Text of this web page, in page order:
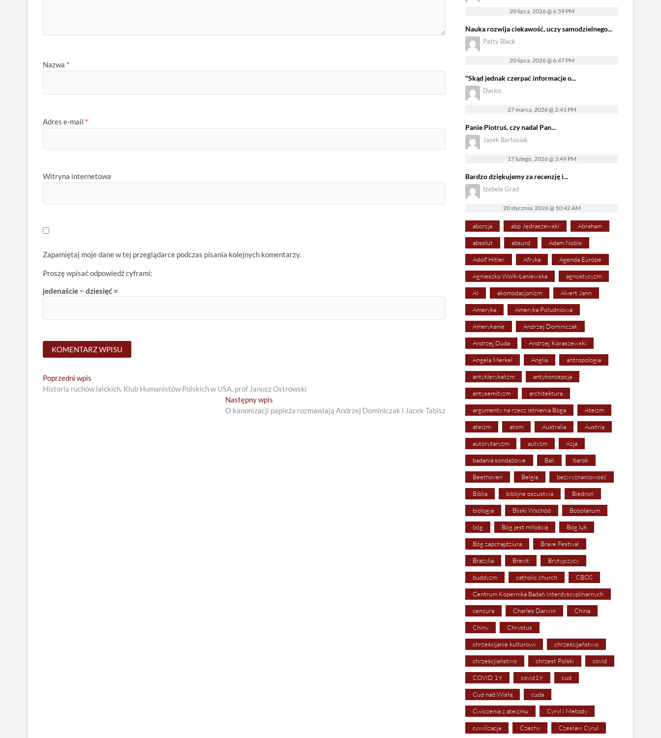
Nazwa *
Adres e-mail *
Witryna internetowa
Zapamiętaj moje dane w tej przeglądarce podczas pisania kolejnych komentarzy.
Proszę wpisać odpowiedź cyframi:
jedenaście − dziesięć =
Nawigacja
wpisu
Poprzedni wpis
post:
Historia ruchów laickich. Klub Humanistów Polskich w USA, prof Janusz Ostrowski
Następny wpis
post:
O kanonizacji papieża rozmawiają Andrzej Dominiczak i Jacek Tabisz
20 lipca, 2026 @ 6:59 PM
Nauka rozwija ciekawość, uczy samodzielnego...
Patty Black
20 lipca, 2026 @ 6:47 PM
"Skąd jednak czerpać informacje o...
Darios
27 marca, 2026 @ 2:41 PM
Panie Piotruś, czy nadal Pan...
Jacek Bartosiak
17 lutego, 2026 @ 3:49 PM
Bardzo dziękujemy za recenzję i...
Izabela Grad
20 stycznia, 2026 @ 10:42 AM
aborcja abp Jędraszewski Abraham
absolut absurd Adam Nobis
Adolf Hitler Afryka Agenda Europe
Agnieszko Wołk-Łaniewska agnostycyzm
AI akomodacjonizm Alvert Jann
Ameryka Ameryka Południowa
Amerykanie Andrzej Dominiczak
Andrzej Duda Andrzej Koraszewski
Angela Merkel Anglia antropologia
antyklerykalizm antykoncepcja
antysemityzm architektura
argumenty na rzecz istnienia Boga Ateizm
ateizm atom Australia Austria
autorytaryzm autyzm Azja
badania sondażowe Bali barok
Beethoven Belgia bezwyznaniowość
Biblia biblijne oszustwa Biedroń
biologia Bliski Wschód Bobolanum
bóg Bóg jest miłością Bóg luk
Bóg zapchajdziura Brave Festival
Brazylia Brexit Brytyjczycy
buddyzm catholic church CBOS
Centrum Kopernika Badań Interdyscyplinarnych
cenzura Charles Darwin China
Chiny Chrystus
chrześcijanie kulturowi chrześcijaństwo
chrześcjiaństwo chrzest Polski covid
COVID 19 covid19 cud
Cud nad Wisłą cuda
Ćwiczenia z ateizmu Cyryl i Metody
cywilizacja Czechy Czesław Cyrul